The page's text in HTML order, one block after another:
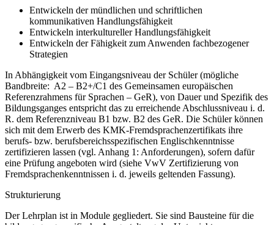
Entwickeln der mündlichen und schriftlichen
kommunikativen Handlungsfähigkeit
Entwickeln interkultureller Handlungsfähigkeit
Entwickeln der Fähigkeit zum Anwenden fachbezogener
Strategien
In Abhängigkeit vom Eingangsniveau der Schüler (mögliche
Bandbreite: A2 – B2+/C1 des Gemeinsamen europäischen
Referenzrahmens für Sprachen – GeR), von Dauer und Spezifik des
Bildungsganges entspricht das zu erreichende Abschlussniveau i. d.
R. dem Referenzniveau B1 bzw. B2 des GeR. Die Schüler können
sich mit dem Erwerb des KMK-Fremdsprachenzertifikats ihre
berufs- bzw. berufsbereichsspezifischen Englischkenntnisse
zertifizieren lassen (vgl. Anhang 1: Anforderungen), sofern dafür
eine Prüfung angeboten wird (siehe VwV Zertifizierung von
Fremdsprachenkenntnissen i. d. jeweils geltenden Fassung).
Strukturierung
Der Lehrplan ist in Module gegliedert. Sie sind Bausteine für die